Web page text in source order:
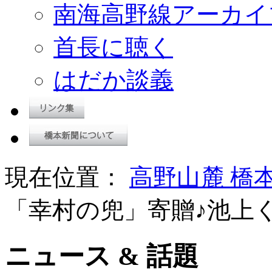
南海高野線アーカ
首長に聴く
はだか談義
現在位置： 高野山麓 橋
「幸村の兜」寄贈♪池
ニュース & 話題